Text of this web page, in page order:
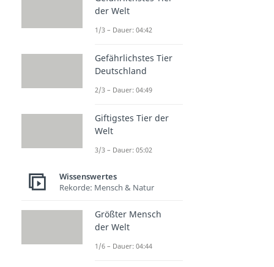
der Welt
1/3 – Dauer: 04:42
Gefährlichstes Tier
Deutschland
2/3 – Dauer: 04:49
Giftigstes Tier der
Welt
3/3 – Dauer: 05:02
Wissenswertes
Rekorde: Mensch & Natur
Größter Mensch
der Welt
1/6 – Dauer: 04:44